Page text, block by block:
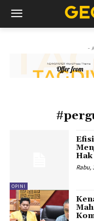
-
OPINI
Rabu,